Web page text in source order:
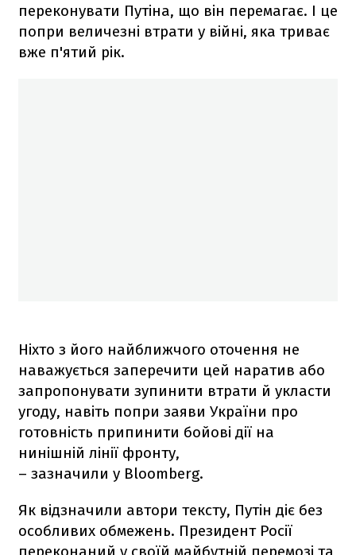
переконувати Путіна, що він перемагає. І це
попри величезні втрати у війні, яка триває
вже п'ятий рік.
Ніхто з його найближчого оточення не
наважується заперечити цей наратив або
запропонувати зупинити втрати й укласти
угоду, навіть попри заяви України про
готовність припинити бойові дії на
нинішній лінії фронту,
– зазначили у Bloomberg.
Як відзначили автори тексту, Путін діє без
особливих обмежень. Президент Росії
переконаний у своїй майбутній перемозі та,